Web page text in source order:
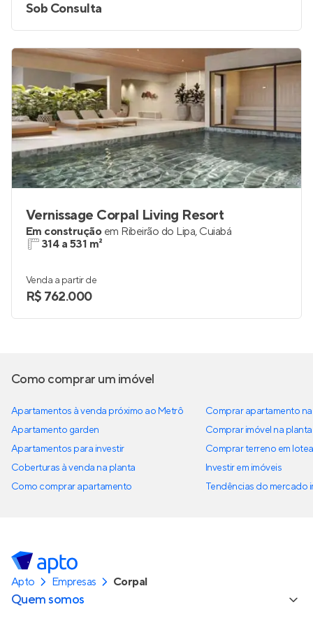
Sob Consulta
Vernissage Corpal Living Resort
Em construção em Ribeirão do Lipa, Cuiabá
314 a 531 m²
Venda a partir de
R$ 762.000
Como comprar um imóvel
Apartamentos à venda próximo ao Metrô
Apartamento garden
Apartamentos para investir
Coberturas à venda na planta
Como comprar apartamento
Comprar apartamento
Comprar imóvel na planta
Comprar terreno em
Investir em imóveis
Tendências do mercado
Apto Empresas Corpal
Quem somos